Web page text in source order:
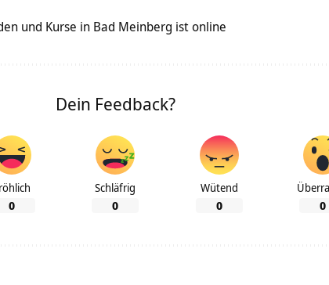
und Kurse in Bad Meinberg ist online
Dein Feedback?
0
Schläfrig
0
Wütend
0 0